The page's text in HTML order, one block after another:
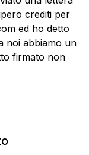
crediti per
ed ho detto
noi abbiamo un
firmato non